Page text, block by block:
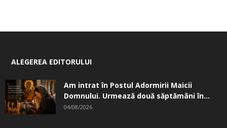
ALEGEREA EDITORULUI
Am intrat în Postul Adormirii Maicii
Domnului. Urmează două săptămâni în...
04/08/2026